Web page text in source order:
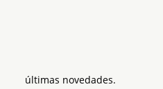
últimas novedades.